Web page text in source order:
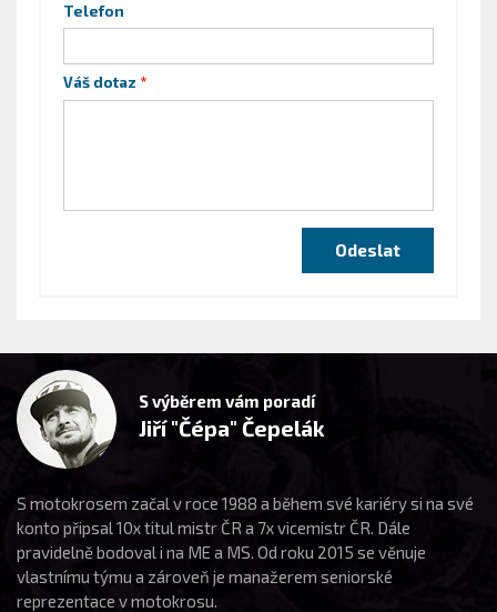
Telefon
Váš dotaz
S výběrem vám poradí
Jiří "Čépa" Čepelák
S motokrosem začal v roce 1988 a během své kariéry si na své
konto připsal 10x titul mistr ČR a 7x vicemistr ČR. Dále
pravidelně bodoval i na ME a MS. Od roku 2015 se věnuje
vlastnímu týmu a zároveň je manažerem seniorské
reprezentace v motokrosu.